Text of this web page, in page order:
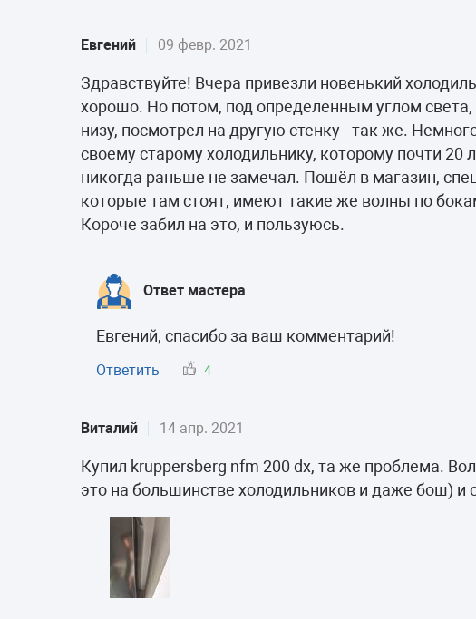
Евгений 09 февр. 2021
Здравствуйте! Вчера привезли новенький
хорошо. Но потом, под определенным углом
низу, посмотрел на другую стенку - так же.
своему старому холодильнику, которому почти 20
никогда раньше не замечал. Пошёл в магазин,
которые там стоят, имеют такие же волны по
Короче забил на это, и пользуюсь.
Ответ мастера
Евгений, спасибо за ваш комментарий!
Ответить 4
Виталий 14 апр. 2021
Купил kruppersberg nfm 200 dx, та же проблема.
это на большинстве холодильников и даже бош)